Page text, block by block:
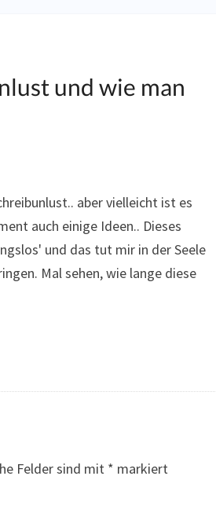
und wie man
aber vielleicht ist es
auch einige Ideen.. Dieses
und das tut mir in der Seele
Mal sehen, wie lange diese
Felder sind mit * markiert